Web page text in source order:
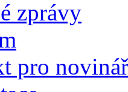
zprávy
pro